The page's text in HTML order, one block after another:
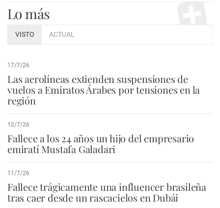
Lo más
VISTO ACTUAL
17/7/26
Las aerolíneas extienden suspensiones de
vuelos a Emiratos Árabes por tensiones en la
región
12/7/26
Fallece a los 24 años un hijo del empresario
emiratí Mustafa Galadari
11/7/26
Fallece trágicamente una influencer brasileña
tras caer desde un rascacielos en Dubái